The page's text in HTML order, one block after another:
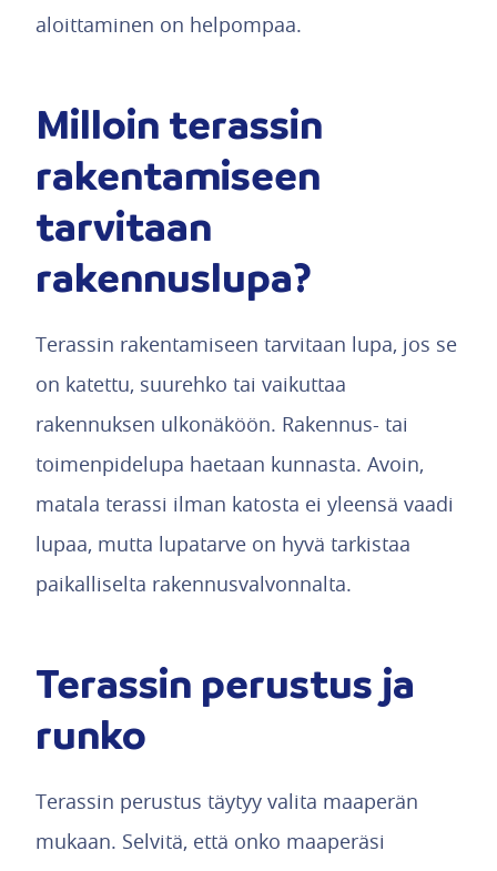
aloittaminen on helpompaa.
Milloin terassin
rakentamiseen
tarvitaan
rakennuslupa?
Terassin rakentamiseen tarvitaan lupa, jos se
on katettu, suurehko tai vaikuttaa
rakennuksen ulkonäköön. Rakennus- tai
toimenpidelupa haetaan kunnasta. Avoin,
matala terassi ilman katosta ei yleensä vaadi
lupaa, mutta lupatarve on hyvä tarkistaa
paikalliselta rakennusvalvonnalta.
Terassin perustus ja
runko
Terassin perustus täytyy valita maaperän
mukaan. Selvitä, että onko maaperäsi